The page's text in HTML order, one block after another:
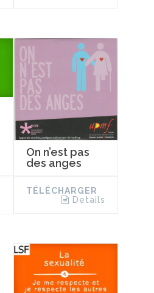
On n’est pas
des anges
TÉLÉCHARGER
Details